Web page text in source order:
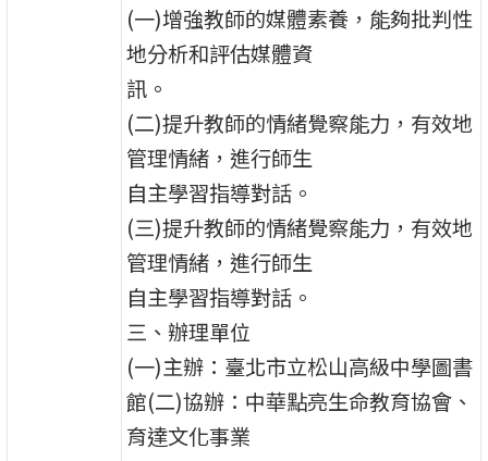
(一)增強教師的媒體素養，能夠批判性
地分析和評估媒體資
訊。
(二)提升教師的情緒覺察能力，有效地
管理情緒，進行師生
自主學習指導對話。
(三)提升教師的情緒覺察能力，有效地
管理情緒，進行師生
自主學習指導對話。
三、辦理單位
(一)主辦：臺北市立松山高級中學圖書
館(二)協辦：中華點亮生命教育協會、
育達文化事業